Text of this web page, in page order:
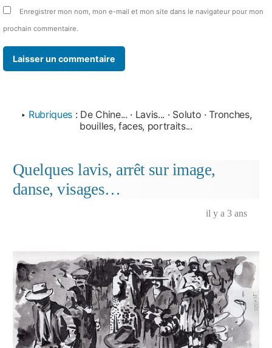
Enregistrer mon nom, mon e-mail et mon site dans le navigateur pour mon
prochain commentaire.
‣ Rubriques : De Chine... · Lavis... · Soluto ·Tronches,
bouilles, faces, portraits...
Quelques lavis, arrêt sur image,
danse, visages…
il y a 3 ans